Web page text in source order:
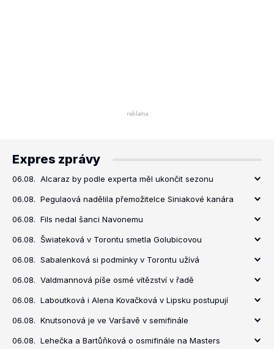
Expres zprávy
06.08. Alcaraz by podle experta měl ukončit sezonu
06.08. Pegulaová nadělila přemožitelce Siniakové kanára
06.08. Fils nedal šanci Navonemu
06.08. Šwiateková v Torontu smetla Golubicovou
06.08. Sabalenková si podmínky v Torontu užívá
06.08. Valdmannová píše osmé vítězství v řadě
06.08. Laboutková i Alena Kovačková v Lipsku postupují
06.08. Knutsonová je ve Varšavě v semifinále
06.08. Lehečka a Bartůňková o osmifinále na Masters